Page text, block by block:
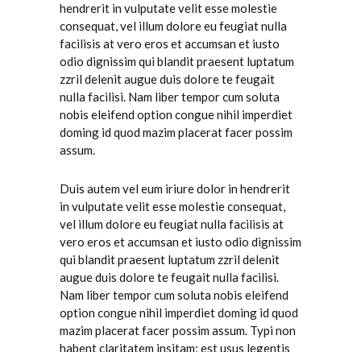
hendrerit in vulputate velit esse molestie
consequat, vel illum dolore eu feugiat nulla
facilisis at vero eros et accumsan et iusto
odio dignissim qui blandit praesent luptatum
zzril delenit augue duis dolore te feugait
nulla facilisi. Nam liber tempor cum soluta
nobis eleifend option congue nihil imperdiet
doming id quod mazim placerat facer possim
assum.
Duis autem vel eum iriure dolor in hendrerit
in vulputate velit esse molestie consequat,
vel illum dolore eu feugiat nulla facilisis at
vero eros et accumsan et iusto odio dignissim
qui blandit praesent luptatum zzril delenit
augue duis dolore te feugait nulla facilisi.
Nam liber tempor cum soluta nobis eleifend
option congue nihil imperdiet doming id quod
mazim placerat facer possim assum. Typi non
habent claritatem insitam; est usus legentis